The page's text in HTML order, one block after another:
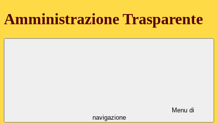
Amministrazione Trasparente
Menu di
navigazione